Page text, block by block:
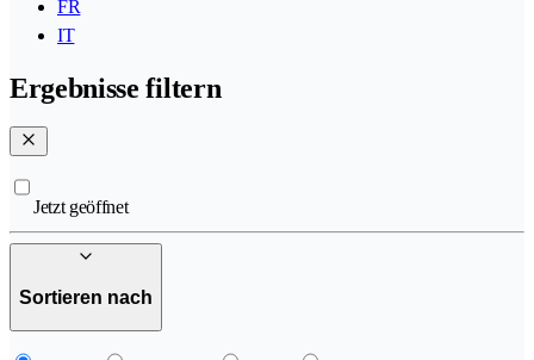
FR
IT
Ergebnisse filtern
Jetzt geöffnet
Sortieren nach